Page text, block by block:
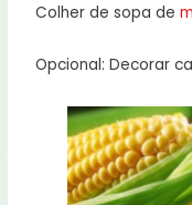
Colher de sopa de
Opcional: Decorar